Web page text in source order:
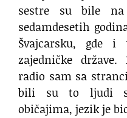
sestre su bile
sedamdesetih
Švajcarsku, gde
zajedničke
radio sam sa
bili su to ljudi s
običajima, jezik je